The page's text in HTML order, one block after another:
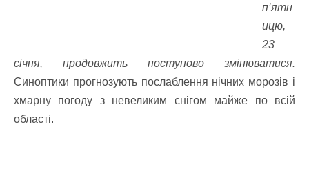
п’ятн
ицю,
23
січня, продовжить поступово змінюватися.
Синоптики прогнозують послаблення нічних морозів і
хмарну погоду з невеликим снігом майже по всій
області.